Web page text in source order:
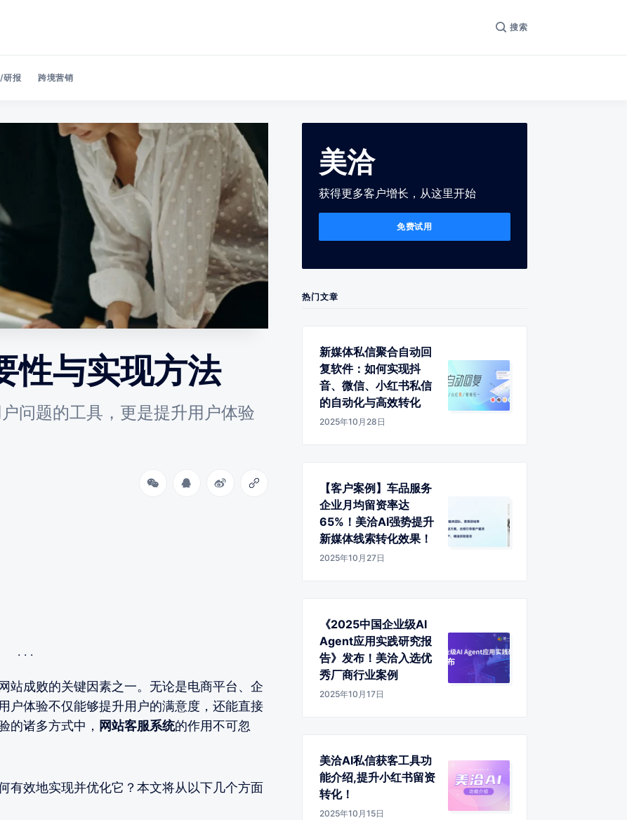
搜索
Search 美洽博客
研报 跨境营销
性与实现方法
问题的工具，更是提升用户体验
站成败的关键因素之一。无论是电商平台、企
户体验不仅能够提升用户的满意度，还能直接
的诸多方式中， 网站客服系统的作用不可忽
有效地实现并优化它？本文将从以下几个方面
美洽
获得更多客户增长，从这里开始
免费试用
热门文章
新媒体私信聚合自动回
复软件：如何实现抖
音、微信、小红书私信
的自动化与高效转化
2025年10月28日
【客户案例】车品服务
企业月均留资率达
65%！美洽AI强势提升
新媒体线索转化效果！
2025年10月27日
《2025中国企业级AI
Agent应用实践研究报
告》发布！美洽入选优
秀厂商行业案例
2025年10月17日
美洽AI私信获客工具功
能介绍,提升小红书留资
转化！
2025年10月15日